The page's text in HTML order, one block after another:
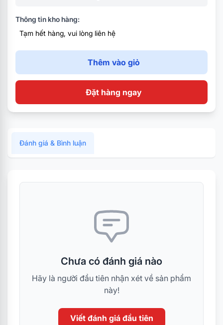
Thông tin kho hàng:
Tạm hết hàng, vui lòng liên hệ
Thêm vào giỏ
Đặt hàng ngay
Đánh giá & Bình luận
Chưa có đánh giá nào
Hãy là người đầu tiên nhận xét về sản phẩm
này!
Viết đánh giá đầu tiên